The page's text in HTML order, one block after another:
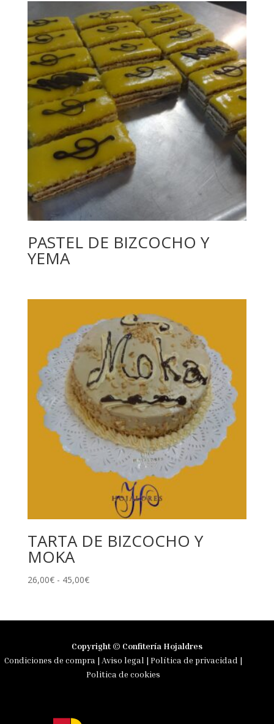
PASTEL DE BIZCOCHO Y
YEMA
TARTA DE BIZCOCHO Y
MOKA
26,00€ - 45,00€Rango
desde
hasta
45,00€
Copyright © Confitería Hojaldres
Condiciones de compra | Aviso legal |Política de privacidad |
Politica de cookies